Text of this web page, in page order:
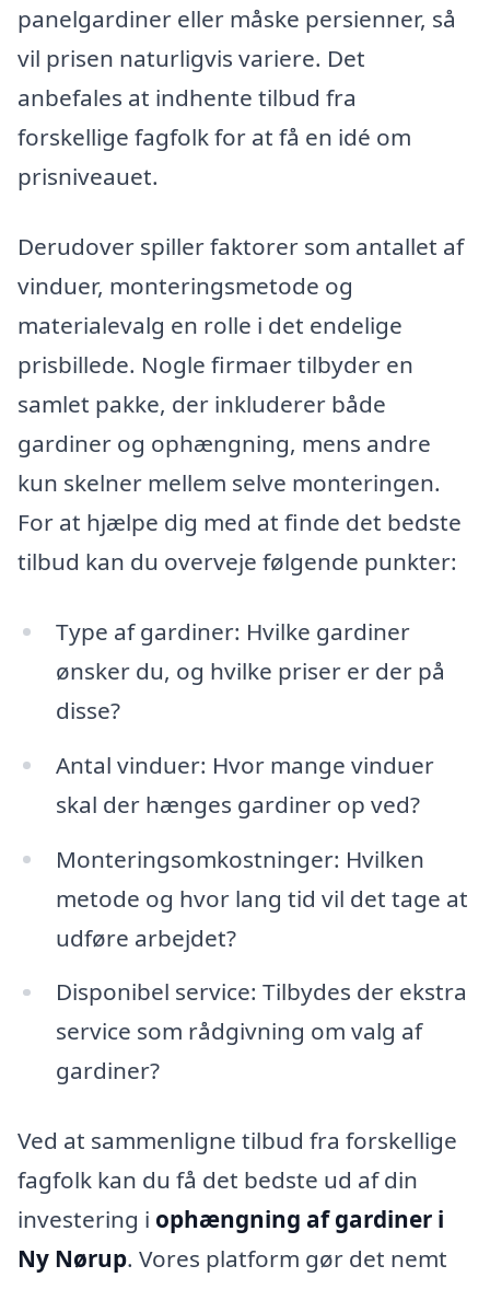
panelgardiner eller måske persienner, så
vil prisen naturligvis variere. Det
anbefales at indhente tilbud fra
forskellige fagfolk for at få en idé om
prisniveauet.
Derudover spiller faktorer som antallet af
vinduer, monteringsmetode og
materialevalg en rolle i det endelige
prisbillede. Nogle firmaer tilbyder en
samlet pakke, der inkluderer både
gardiner og ophængning, mens andre
kun skelner mellem selve monteringen.
For at hjælpe dig med at finde det bedste
tilbud kan du overveje følgende punkter:
Type af gardiner: Hvilke gardiner
ønsker du, og hvilke priser er der på
disse?
Antal vinduer: Hvor mange vinduer
skal der hænges gardiner op ved?
Monteringsomkostninger: Hvilken
metode og hvor lang tid vil det tage at
udføre arbejdet?
Disponibel service: Tilbydes der ekstra
service som rådgivning om valg af
gardiner?
Ved at sammenligne tilbud fra forskellige
fagfolk kan du få det bedste ud af din
investering i ophængning af gardiner i
Ny Nørup. Vores platform gør det nemt